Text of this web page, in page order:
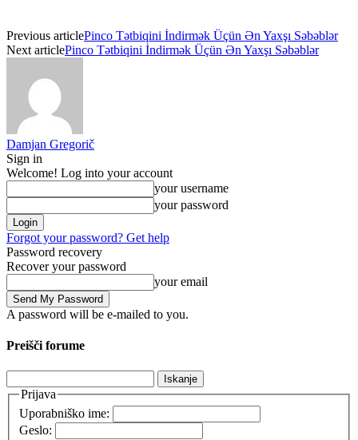
Previous articlePinco Tətbiqini İndirmək Üçün Ən Yaxşı Səbəblər
Next articlePinco Tətbiqini İndirmək Üçün Ən Yaxşı Səbəblər
Damjan Gregorič
Sign in
Welcome! Log into your account
your username
your password
Forgot your password? Get help
Password recovery
Recover your password
your email
A password will be e-mailed to you.
Preišči forume
Prijava
Uporabniško ime:
Geslo: